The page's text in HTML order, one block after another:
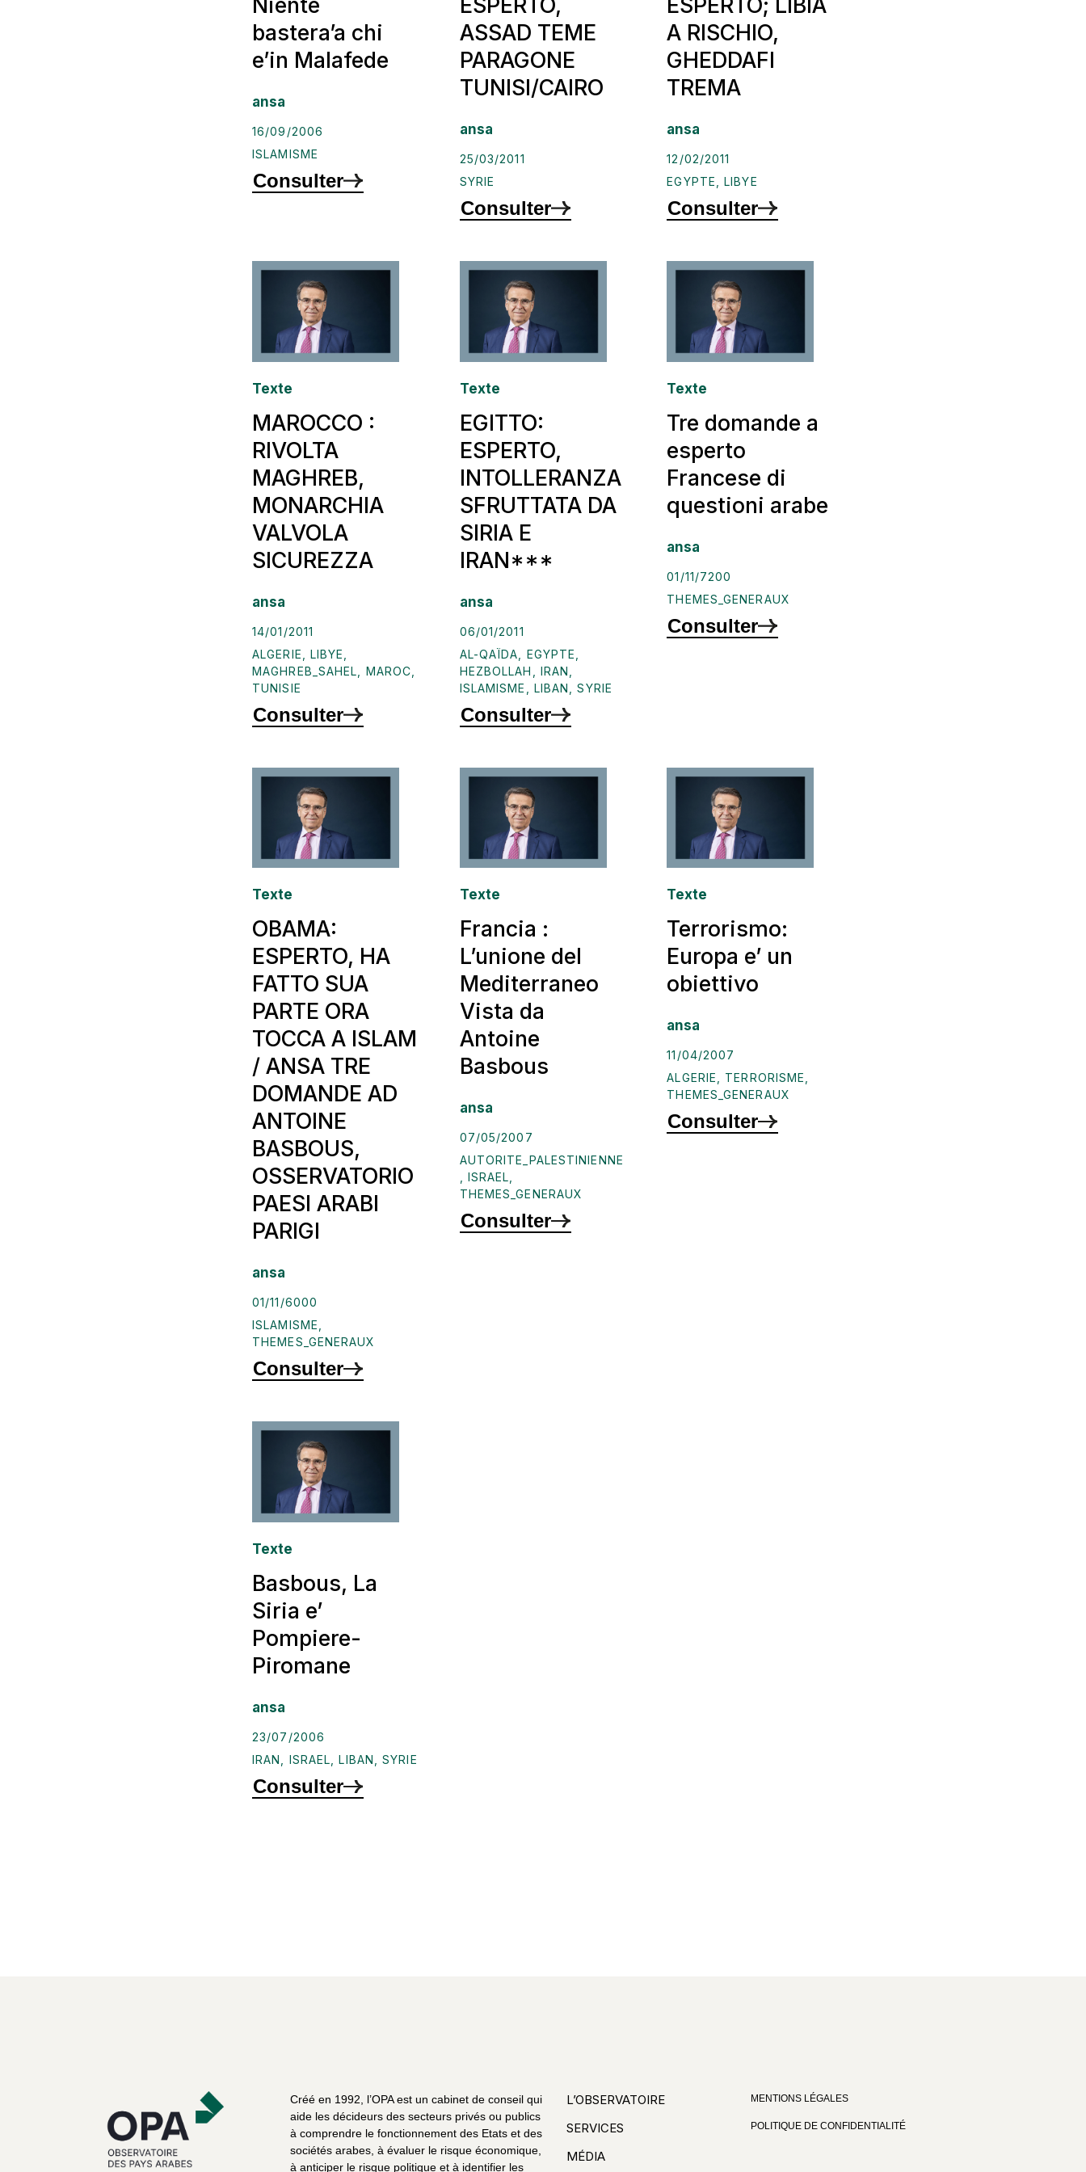
bastera’a chi
e’in Malafede
ansa
16/09/2006
ISLAMISME
Consulter
ASSAD TEME
PARAGONE
TUNISI/CAIRO
ansa
25/03/2011
SYRIE
Consulter
A RISCHIO,
GHEDDAFI
TREMA
ansa
12/02/2011
EGYPTE
,LIBYE
Consulter
Texte
MAROCCO :
RIVOLTA
MAGHREB,
MONARCHIA
VALVOLA
SICUREZZA
ansa
14/01/2011
ALGERIE
LIBYE
MAGHREB_SAHEL
MAROC
TUNISIE
Consulter
Texte
EGITTO:
ESPERTO,
INTOLLERANZA
SFRUTTATA DA
SIRIA E
IRAN***
ansa
06/01/2011
AL-QAÏDA
EGYPTE
HEZBOLLAH
IRAN
ISLAMISME
LIBAN ,SYRIE
Consulter
Texte
Tre domande a
esperto
Francese di
questioni arabe
ansa
01/11/7200
THEMES_GENERAUX
Consulter
Texte
OBAMA:
ESPERTO, HA
FATTO SUA
PARTE ORA
TOCCA A ISLAM
/ ANSA TRE
DOMANDE AD
ANTOINE
BASBOUS,
OSSERVATORIO
PAESI ARABI
PARIGI
ansa
01/11/6000
ISLAMISME,
THEMES_GENERAUX
Consulter
Texte
Francia :
L’unione del
Mediterraneo
Vista da
Antoine
Basbous
ansa
07/05/2007
AUTORITE_PALESTINIENNE
,
ISRAEL,
THEMES_GENERAUX
Consulter
Texte
Terrorismo:
Europa e’ un
obiettivo
ansa
11/04/2007
ALGERIE, TERRORISME,
THEMES_GENERAUX
Consulter
Texte
Basbous, La
Siria e’
Pompiere-
Piromane
ansa
23/07/2006
IRAN
ISRAEL ,LIBAN ,SYRIE
Consulter
Créé en 1992, l’OPA est un cabinet de conseil qui
aide les décideurs des secteurs privés ou publics
à comprendre le fonctionnement des Etats et des
sociétés arabes, à évaluer le risque économique,
à anticiper le risque politique et à identifier les
L’OBSERVATOIRE
SERVICES
MÉDIA
MENTIONS LÉGALES
POLITIQUE DE CONFIDENTIALITÉ